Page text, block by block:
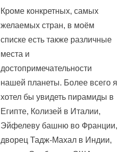
Кроме конкретных, самых
желаемых стран, в моём
списке есть также различные
места и
достопримечательности
нашей планеты. Более всего я
хотел бы увидеть пирамиды в
Египте, Колизей в Италии,
Эйфелеву башню во Франции,
дворец Тадж-Махал в Индии,